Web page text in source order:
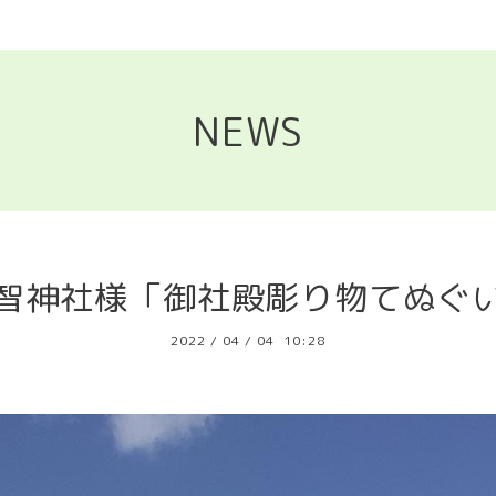
NEWS
神社様「御社殿彫り物てぬぐ
2022 / 04 / 04 10:28